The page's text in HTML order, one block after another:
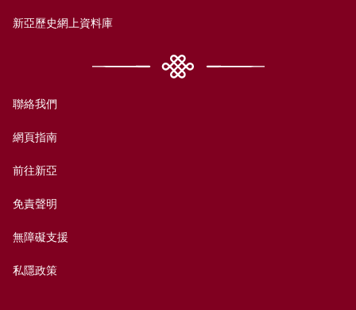
新亞歷史網上資料庫
聯絡我們
網頁指南
前往新亞
免責聲明
無障礙支援
私隱政策